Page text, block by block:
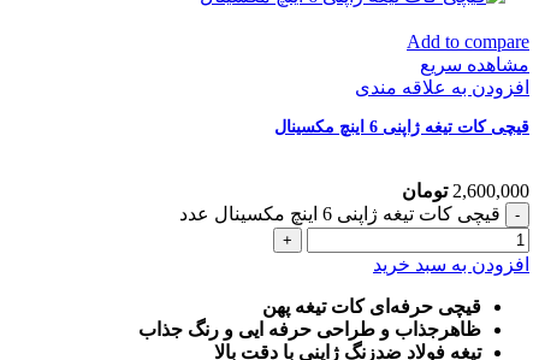
Add to compare
مشاهده سریع
افزودن به علاقه مندی
قیچی کات تیغه ژاپنی 6 اینچ مکسینال
2,600,000 تومان
قیچی کات تیغه ژاپنی 6 اینچ مکسینال عدد
افزودن به سبد خرید
قیچی حرفه‌ای کات تیغه پهن
ظاهرجذاب و طراحی حرفه ایی و رنگ جذاب
تیغه فولاد ضدزنگ ژاپنی با دقت بالا